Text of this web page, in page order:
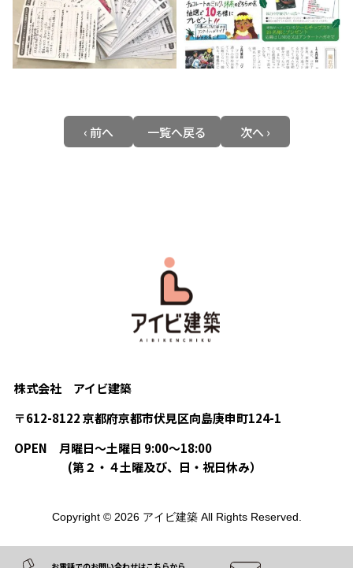
‹ 前へ 一覧へ戻る 次へ ›
お電話でのお問い合わせはこちらから
株式会社 アイビ建築
〒612-8122 京都府京都市伏見区向島庚申町124-1
OPEN 月曜日〜土曜日 9:00〜18:00
(第２・４土曜及び、日・祝日休み）
Copyright © 2026 アイビ建築 All Rights Reserved.